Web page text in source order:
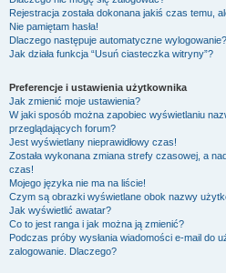
Rejestracja została dokonana jakiś czas temu,
Nie pamiętam hasła!
Dlaczego następuje automatyczne wylogowanie?
Jak działa funkcja “Usuń ciasteczka witryny”?
Preferencje i ustawienia użytkownika
Jak zmienić moje ustawienia?
W jaki sposób można zapobiec wyświetlaniu
przeglądających forum?
Jest wyświetlany nieprawidłowy czas!
Została wykonana zmiana strefy czasowej, a
czas!
Mojego języka nie ma na liście!
Czym są obrazki wyświetlane obok nazwy
Jak wyświetlić awatar?
Co to jest ranga i jak można ją zmienić?
Podczas próby wysłania wiadomości e-mail do
zalogowanie. Dlaczego?